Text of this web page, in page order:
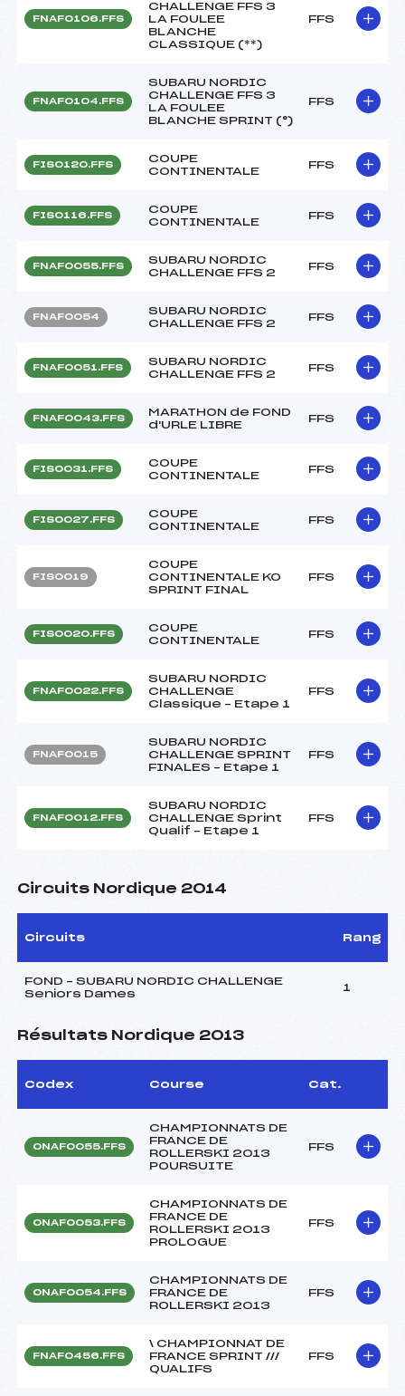
FNAF0106.FFS
CHALLENGE FFS 3
LA FOULEE
BLANCHE
CLASSIQUE (**)
FFS
FNAF0104.FFS
SUBARU NORDIC
CHALLENGE FFS 3
LA FOULEE
BLANCHE SPRINT (°)
FFS
FIS0120.FFS
COUPE
CONTINENTALE
FFS
FIS0116.FFS
COUPE
CONTINENTALE
FFS
FNAF0055.FFS
SUBARU NORDIC
CHALLENGE FFS 2
FFS
FNAF0054
SUBARU NORDIC
CHALLENGE FFS 2
FFS
FNAF0051.FFS
SUBARU NORDIC
CHALLENGE FFS 2
FFS
FNAF0043.FFS
MARATHON de FOND
d'URLE LIBRE
FFS
FIS0031.FFS
COUPE
CONTINENTALE
FFS
FIS0027.FFS
COUPE
CONTINENTALE
FFS
FIS0019
COUPE
CONTINENTALE KO
SPRINT FINAL
FFS
FIS0020.FFS
COUPE
CONTINENTALE
FFS
FNAF0022.FFS
SUBARU NORDIC
CHALLENGE
Classique – Etape 1
FFS
FNAF0015
SUBARU NORDIC
CHALLENGE SPRINT
FINALES – Etape 1
FFS
FNAF0012.FFS
SUBARU NORDIC
CHALLENGE Sprint
Qualif – Etape 1
FFS
Circuits Nordique 2014
Circuits Rang
FOND – SUBARU NORDIC CHALLENGE
Seniors Dames
1
Résultats Nordique 2013
Codex Course Cat.
ONAF0055.FFS
CHAMPIONNATS DE
FRANCE DE
ROLLERSKI 2013
POURSUITE
FFS
ONAF0053.FFS
CHAMPIONNATS DE
FRANCE DE
ROLLERSKI 2013
PROLOGUE
FFS
ONAF0054.FFS
CHAMPIONNATS DE
FRANCE DE
ROLLERSKI 2013
FFS
FNAF0456.FFS
\ CHAMPIONNAT DE
FRANCE SPRINT ///
QUALIFS
FFS